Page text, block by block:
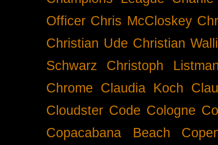
Officer Chris McCloskey
Christian Ude Christian
Schwarz
Christoph
Chrome Claudia Koch
Cloudster Code Cologne
Copacabana Beach